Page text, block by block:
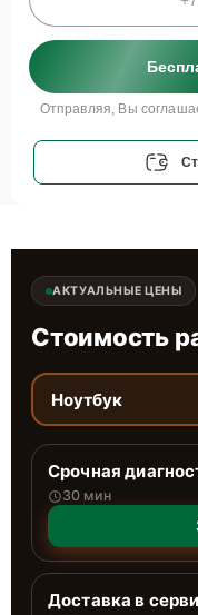
Отправляя, Вы
АКТУАЛЬНЫЕ ЦЕНЫ
Стоимость
Ноутбук
Срочная
30 мин
Доставка в